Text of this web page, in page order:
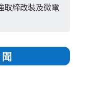
取締改裝及微電